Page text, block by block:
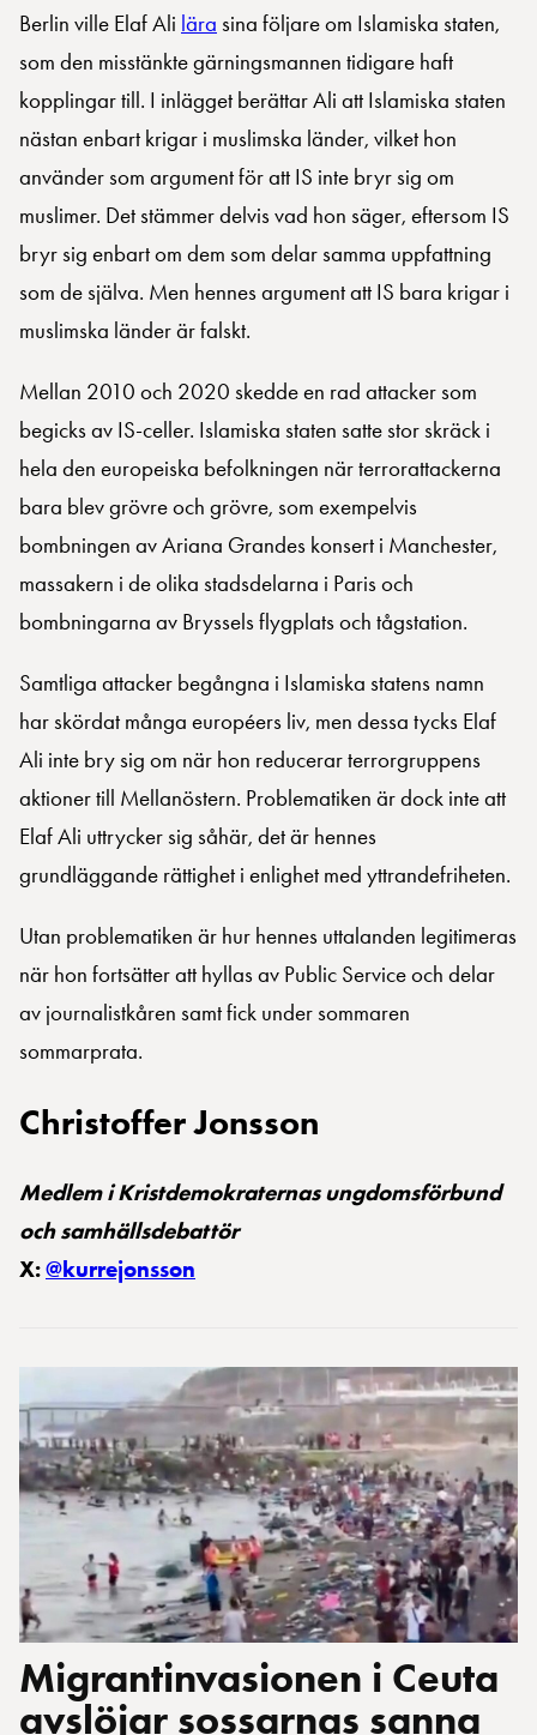
Berlin ville Elaf Ali lära sina följare om Islamiska staten,
som den misstänkte gärningsmannen tidigare haft
kopplingar till. I inlägget berättar Ali att Islamiska staten
nästan enbart krigar i muslimska länder, vilket hon
använder som argument för att IS inte bryr sig om
muslimer. Det stämmer delvis vad hon säger, eftersom IS
bryr sig enbart om dem som delar samma uppfattning
som de själva. Men hennes argument att IS bara krigar i
muslimska länder är falskt.
Mellan 2010 och 2020 skedde en rad attacker som
begicks av IS-celler. Islamiska staten satte stor skräck i
hela den europeiska befolkningen när terrorattackerna
bara blev grövre och grövre, som exempelvis
bombningen av Ariana Grandes konsert i Manchester,
massakern i de olika stadsdelarna i Paris och
bombningarna av Bryssels flygplats och tågstation.
Samtliga attacker begångna i Islamiska statens namn
har skördat många européers liv, men dessa tycks Elaf
Ali inte bry sig om när hon reducerar terrorgruppens
aktioner till Mellanöstern. Problematiken är dock inte att
Elaf Ali uttrycker sig såhär, det är hennes
grundläggande rättighet i enlighet med yttrandefriheten.
Utan problematiken är hur hennes uttalanden legitimeras
när hon fortsätter att hyllas av Public Service och delar
av journalistkåren samt fick under sommaren
sommarprata.
Christoffer Jonsson
Medlem i Kristdemokraternas ungdomsförbund
och samhällsdebattör
X:@kurrejonsson
Migrantinvasionen i Ceuta
avslöjar sossarnas sanna